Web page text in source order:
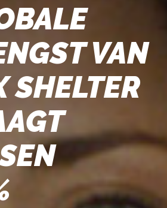
VAN
SHELTER